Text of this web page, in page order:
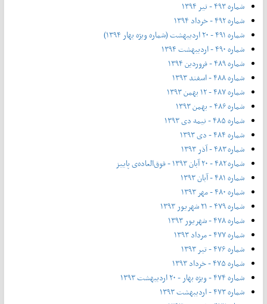
شماره ۴۹۳ - تیر ۱۳۹۴
شماره ۴۹۲ - خرداد ۱۳۹۴
شماره ۴۹۱ - ۲۰ اردیبهشت (شماره ویژه بهار ۱۳۹۴)
شماره ۴۹۰ - اردیبهشت ۱۳۹۴
شماره ۴۸۹ - فروردین ۱۳۹۴
شماره ۴۸۸ - اسفند ۱۳۹۳
شماره ۴۸۷ - ۱۲ بهمن ۱۳۹۳
شماره ۴۸۶ - بهمن ۱۳۹۳
شماره ۴۸۵ - نیمه دی ۱۳۹۳
شماره ۴۸۴ - دی ۱۳۹۳
شماره ۴۸۳ - آذر ۱۳۹۳
شماره ۴۸۲ - ۲۰ آبان ۱۳۹۳ - فوق‌العاده‌ی پاییز
شماره ۴۸۱ - آبان ۱۳۹۳
شماره ۴۸۰ - مهر ۱۳۹۳
شماره ۴۷۹ - ۲۱ شهریور ۱۳۹۳
شماره ۴۷۸ - شهریور ۱۳۹۳
شماره ۴۷۷ - مرداد ۱۳۹۳
شماره ۴۷۶ - تیر ۱۳۹۳
شماره ۴۷۵ - خرداد ۱۳۹۳
شماره ۴۷۴ - ویژه بهار - ۲۰ اردیبهشت ۱۳۹۳
شماره ۴۷۳ - اردیبهشت ۱۳۹۳